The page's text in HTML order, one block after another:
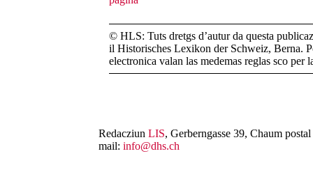
© HLS: Tuts dretgs d’autur da questa
il Historisches Lexikon der Schweiz, Berna.
electronica valan las medemas reglas sco per
Redacziun LIS, Gerberngasse 39, Chaum
mail: info@dhs.ch